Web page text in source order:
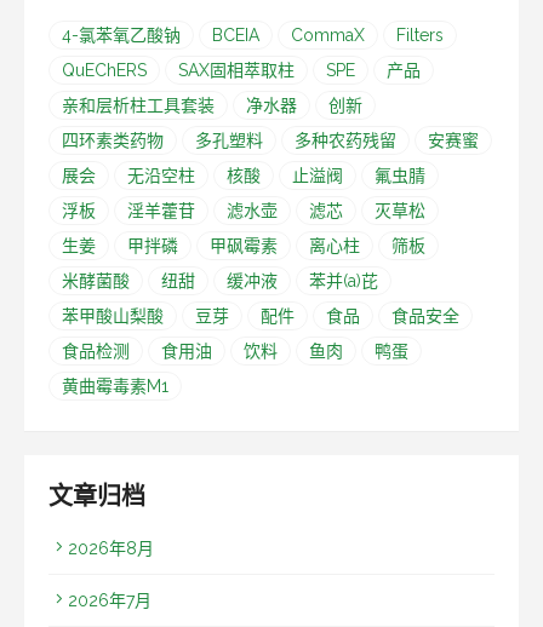
4-氯苯氧乙酸钠 BCEIA CommaX
Filters
QuEChERS
SAX固相萃取柱 SPE
产品
亲和层析柱工具套装
净水器
创新
四环素类药物
多孔塑料 多种农药残留
安赛蜜
展会
无沿空柱 核酸 止溢阀
氟虫腈
浮板
淫羊藿苷 滤水壶 滤芯
灭草松
生姜
甲拌磷 甲砜霉素 离心柱
筛板
米酵菌酸
纽甜 缓冲液
苯并(a)芘
苯甲酸山梨酸
豆芽 配件 食品
食品安全
食品检测
食用油 饮料 鱼肉
鸭蛋
黄曲霉毒素M1
文章归档
2026年8月
2026年7月